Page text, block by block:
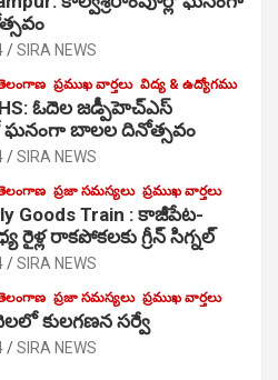
SIRA NEWS
ప్రముఖ వార్తలు విద్య & ఉద్యోగము
ఓదెల జ‌డ్పీహెచ్ఎస్
బాలల దినోత్సవం
SIRA NEWS
ప్రజా సమస్యలు ప్రముఖ వార్తలు
Goods Train : కాజీపేట-
రైళ్ల రాకపోకలకు గ్రీన్ సిగ్నల్
SIRA NEWS
ప్రజా సమస్యలు ప్రముఖ వార్తలు
కులగణన సర్వే
SIRA NEWS